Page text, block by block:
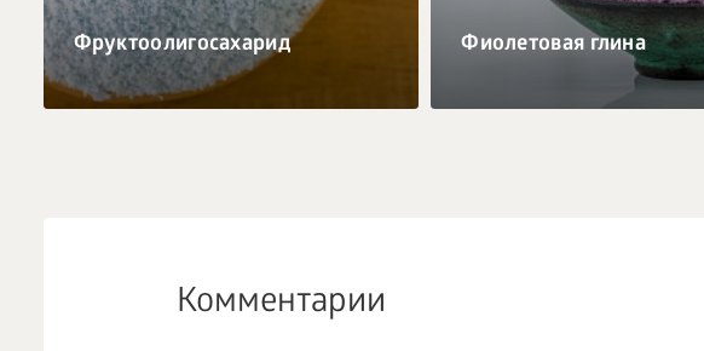
Фруктоолигосахарид Фиолетовая глина
Комментарии